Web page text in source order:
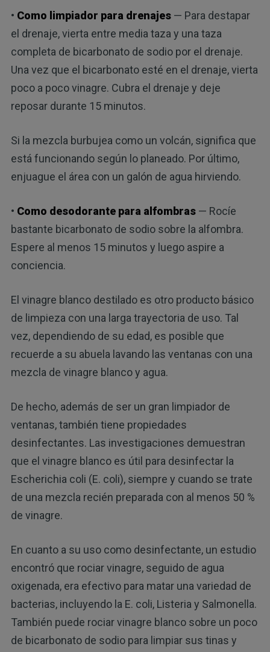
• Como limpiador para drenajes— Para destapar
el drenaje, vierta entre media taza y una taza
completa de bicarbonato de sodio por el drenaje.
Una vez que el bicarbonato esté en el drenaje, vierta
poco a poco vinagre. Cubra el drenaje y deje
reposar durante 15 minutos.
Si la mezcla burbujea como un volcán, significa que
está funcionando según lo planeado. Por último,
enjuague el área con un galón de agua hirviendo.
• Como desodorante para alfombras— Rocíe
bastante bicarbonato de sodio sobre la alfombra.
Espere al menos 15 minutos y luego aspire a
conciencia.
El vinagre blanco destilado es otro producto básico
de limpieza con una larga trayectoria de uso. Tal
vez, dependiendo de su edad, es posible que
recuerde a su abuela lavando las ventanas con una
mezcla de vinagre blanco y agua.
De hecho, además de ser un gran limpiador de
ventanas, también tiene propiedades
desinfectantes. Las investigaciones demuestran
que el vinagre blanco es útil para desinfectar la
Escherichia coli (E. coli), siempre y cuando se trate
de una mezcla recién preparada con al menos 50 %
de vinagre.
En cuanto a su uso como desinfectante, un estudio
encontró que rociar vinagre, seguido de agua
oxigenada, era efectivo para matar una variedad de
bacterias, incluyendo la E. coli, Listeria y Salmonella.
También puede rociar vinagre blanco sobre un poco
de bicarbonato de sodio para limpiar sus tinas y